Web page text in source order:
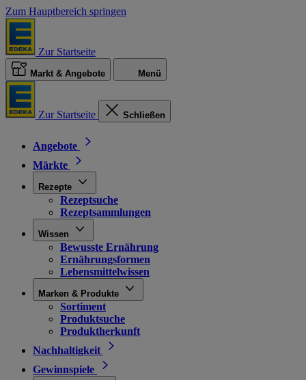
Zum Hauptbereich springen
Zur Startseite
Markt & Angebote Menü
Zur Startseite Schließen
Angebote
Märkte
Rezepte
Rezeptsuche
Rezeptsammlungen
Wissen
Bewusste Ernährung
Ernährungsformen
Lebensmittelwissen
Marken & Produkte
Sortiment
Produktsuche
Produktherkunft
Nachhaltigkeit
Gewinnspiele